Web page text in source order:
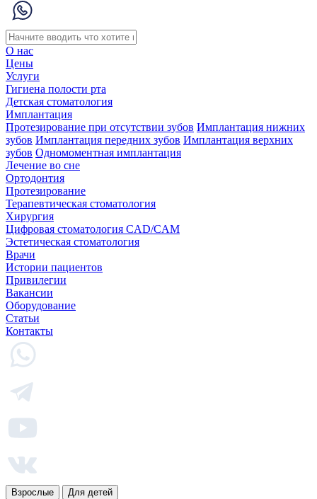
О нас
Цены
Услуги
Гигиена полости рта
Детская стоматология
Имплантация
Протезирование при отсутствии зубов Имплантация нижних
зубов Имплантация передних зубов Имплантация верхних
зубов Одномоментная имплантация
Лечение во сне
Ортодонтия
Протезирование
Терапевтическая стоматология
Хирургия
Цифровая стоматология CAD/CAM
Эстетическая стоматология
Врачи
Истории пациентов
Привилегии
Вакансии
Оборудование
Статьи
Контакты
Взрослые Для детей